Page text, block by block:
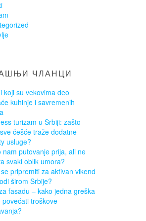
ЧЛАНЦИ
koji su vekovima deo
kuhinje i savremenih
turizam u Srbiji: zašto
češće traže dodatne
usluge?
nam putovanje prija, ali ne
svaki oblik umora?
pripremiti za aktivan vikend
širom Srbije?
fasadu – kako jedna greška
povećati troškove